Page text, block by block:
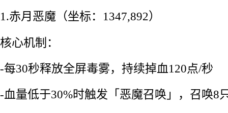
1.赤月恶魔（坐标：1347,892）
核心机制：
-每30秒释放全屏毒雾，持续掉血120点/秒
-血量低于30%时触发「恶魔召唤」，召唤8